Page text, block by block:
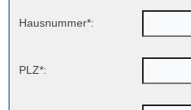
Hausnummer*:
PLZ*: